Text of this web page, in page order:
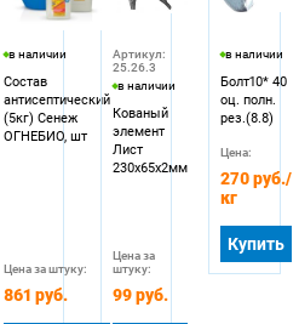
в наличии
Состав
антисептический
(5кг) Сенеж
ОГНЕБИО, шт
Цена за штуку:
861 руб.
Артикул:
25.26.3
в наличии
Кованый
элемент
Лист
230х65х2мм
Цена за
штуку:
99 руб.
в наличии
Болт10* 40
оц. полн.
рез.(8.8)
Цена:
270 руб./
кг
Купить